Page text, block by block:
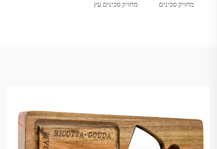
מחזיק סכינים מחזיק סכינים עץ